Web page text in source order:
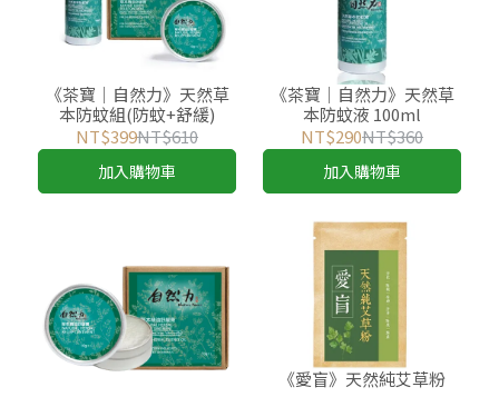
《茶寶│自然力》天然草
本防蚊組(防蚊+舒緩)
NT$399NT$610
加入購物車
《茶寶│自然力》天然草
本防蚊液 100ml
NT$290NT$360
加入購物車
《愛盲》天然純艾草粉